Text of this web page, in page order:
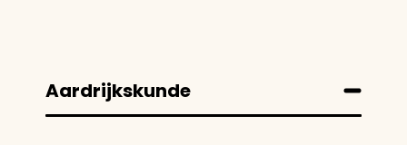
Aardrijkskunde